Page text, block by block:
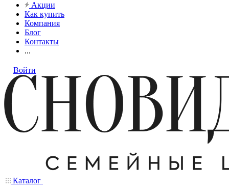
Акции
Как купить
Компания
Блог
Контакты
...
Войти
Каталог